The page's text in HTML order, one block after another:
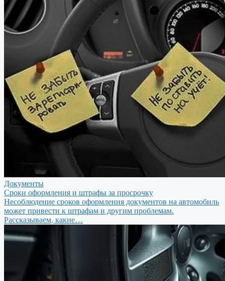
Документы
Сроки оформления и штрафы за просрочку
Несоблюдение сроков оформления документов на автомобиль
может привести к штрафам и другим проблемам.
Рассказываем, какие…